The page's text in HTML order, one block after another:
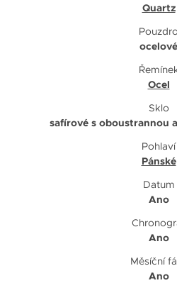
Quartz
ocelové
Ocel
Sklo
safírové s oboustrannou
Pohlaví
Pánské
Datum
Ano
Ano
Měsíční
Ano